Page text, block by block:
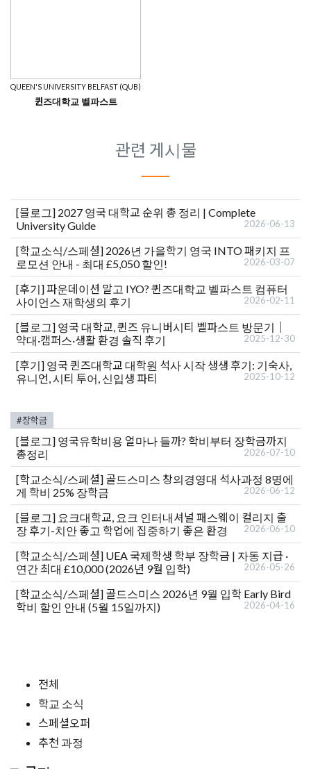
QUEEN'S UNIVERSITY BELFAST (QUB)
퀸즈대학교 벨파스트
관련 게시물
[블로그] 2027 영국 대학교 순위 총 정리 | Complete
University Guide
2026-06-13
[학교소식/스페셜] 2026년 가을학기 영국 INTO 패키지 프
로모션 안내 - 최대 £5,050 할인!
2026-03-07
[후기] 파운데이션 말고 IYO? 퀸즈대학교 벨파스트 컴퓨터
사이언스 재학생의 후기
2026-02-11
[블로그] 영국 대학교, 퀸즈 유니버시티 벨파스트 방문기｜
약대·캠퍼스·생활 환경 솔직 후기
2025-12-30
[후기] 영국 퀸즈대학교 대학원 석사 시작 생생 후기: 기숙사,
유니언, 시티 투어, 신입생 파티
2025-10-12
#장학금
[블로그] 영국유학비용 얼마나 들까? 학비부터 장학금까지
총정리
2026-07-10
[학교소식/스페셜] 골드스미스 창의경영대 석사과정 8명에
게 학비 25% 장학금
2026-06-12
[블로그] 요크대학교, 요크 인터내셔널 패스웨이 컬리지 출
장 후기-치안 좋고 학업에 집중하기 좋은 환경
2026-06-10
[학교소식/스페셜] UEA 국제학생 학부 장학금 | 자동 지급 ·
연간 최대 £10,000 (2026년 9월 입학)
2026-05-26
[학교소식/스페셜] 골드스미스 2026년 9월 입학 Early Bird
학비 할인 안내 (5월 15일까지)
2026-04-16
전체
학교 소식
스페셜오퍼
추천 과정